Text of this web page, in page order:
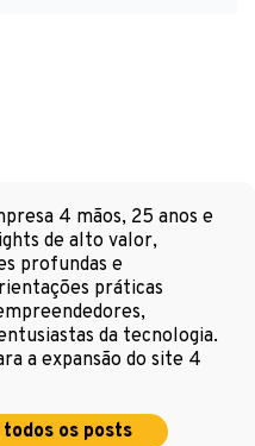
4 mãos, 25 anos e
de alto valor,
profundas e
práticas
da tecnologia.
a expansão do site 4
todos os posts